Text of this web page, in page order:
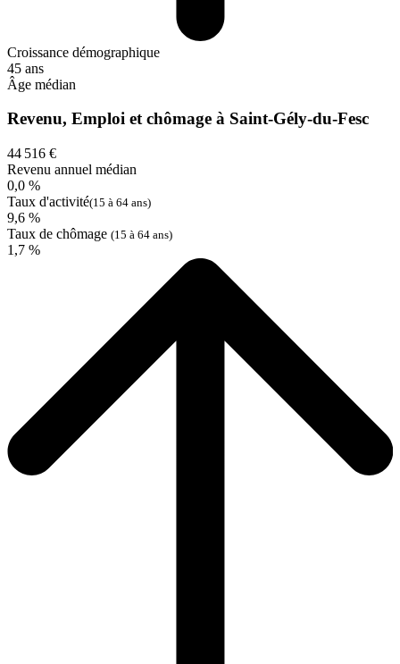
Croissance démographique
45 ans
Âge médian
Revenu, Emploi et chômage à Saint-Gély-du-Fesc
44 516 €
Revenu annuel médian
0,0 %
Taux d'activité(15 à 64 ans)
9,6 %
Taux de chômage (15 à 64 ans)
1,7 %